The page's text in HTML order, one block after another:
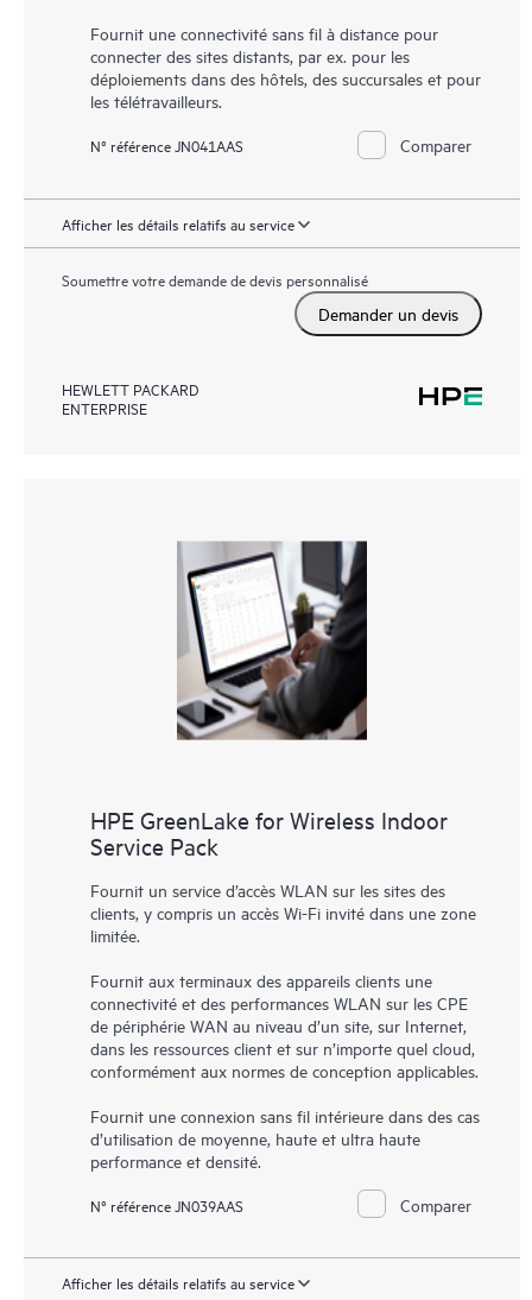
Fournit une connectivité sans fil à distance pour
connecter des sites distants, par ex. pour les
déploiements dans des hôtels, des succursales et pour
les télétravailleurs.
N° référence JN041AAS Comparer
Afficher les détails relatifs au service
Soumettre votre demande de devis personnalisé
Demander un devis
HEWLETT PACKARD
ENTERPRISE
HPE GreenLake for Wireless Indoor
Service Pack
Fournit un service d’accès WLAN sur les sites des
clients, y compris un accès Wi-Fi invité dans une zone
limitée.
Fournit aux terminaux des appareils clients une
connectivité et des performances WLAN sur les CPE
de périphérie WAN au niveau d’un site, sur Internet,
dans les ressources client et sur n’importe quel cloud,
conformément aux normes de conception applicables.
Fournit une connexion sans fil intérieure dans des cas
d’utilisation de moyenne, haute et ultra haute
performance et densité.
N° référence JN039AAS Comparer
Afficher les détails relatifs au service